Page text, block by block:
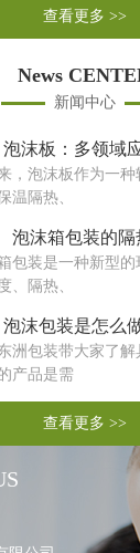
查看更多 >>
News
新闻中心
泡沫板：多领域
，泡沫板作为一
温隔热、
泡沫箱包装的
包装是一种新型的
、隔热、
泡沫包装是怎么
洲包装带大家了
产品是需
查看更多 >>